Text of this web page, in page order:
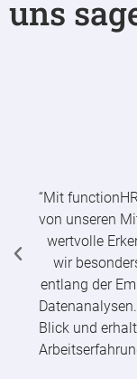
uns
“Mit
von unseren
wertvolle
wir
entlang der
Blick und